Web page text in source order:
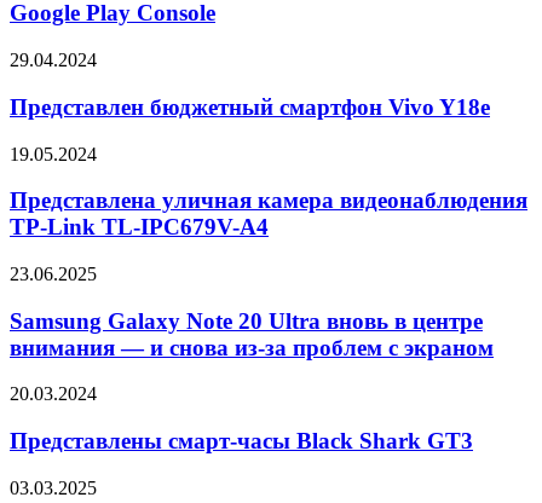
2027
появился
базе
Play
Google Play Console
Представлен
смартфон
Vivo
Y18e
29.04.2024
Представлен бюджетный смартфон Vivo Y18e
Представлена
камера
видеонаблюдения
TP-
TL-
A4
19.05.2024
Представлена уличная камера видеонаблюдения
TP-Link TL-IPC679V-A4
Samsung
Note
20
Ultra
в
внимания
и
23.06.2025
Samsung Galaxy Note 20 Ultra вновь в центре
внимания — и снова из-за проблем с экраном
Представлены
часы
Black
Shark
20.03.2024
Представлены смарт-часы Black Shark GT3
HMD
03.03.2025